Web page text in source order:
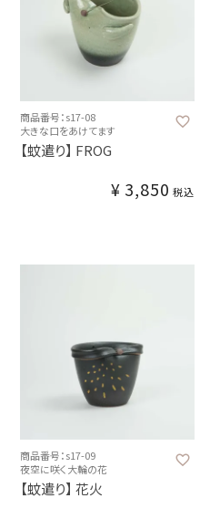
商品番号：s17-08
大きな口をあけてます
【蚊遣り】 FROG
¥ 3,850 税込
商品番号：s17-09
夜空に咲く大輪の花
【蚊遣り】 花火